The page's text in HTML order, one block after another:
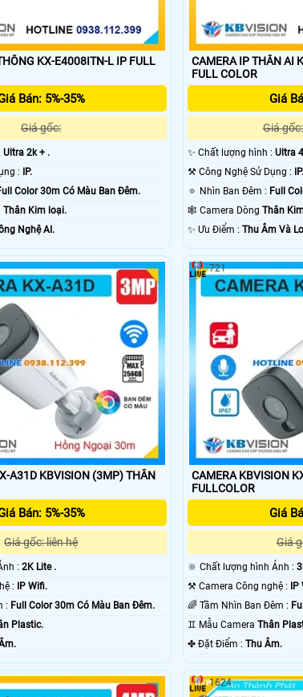
KX-E4008ITN-L IP FULL
Bán: 5%-35%
Giá gốc:
Ultra 2k + .
⚜️ Công Nghệ Sử Dụng :
IP.
Color 30m Có Màu Ban Ðêm.
Thân Kim loại.
Nghệ AI.
CAMERA IP THÂN AI KX-
FULL COLOR
Giá
Giá
✨ Chất lượng hình :Ultra
⚒ Công Nghệ Sử Dụng :
IP.
🔅 Nhìn Ban Đêm : Full
🕸️ Camera DòngThân
️✨ Ưu Điểm :Thu Âm Và
KBVISION (3MP) THÂN
Bán: 5%-35%
Giá gốc: liên hệ
: 2K Lite .
®️ Camera Công nghệ :
IP Wifi.
🌜 Tầm Xa Ban Đêm : Full Color 30m Có Màu Ban Ðêm.
Plastic.
CAMERA KBVISION
FULLCOLOR
Giá
Giá
🔆 Chất lượng hình Ảnh :
⚒ Camera Công nghệ :
🌈 Tầm Nhìn Ban Đêm :
♊ Mẫu CameraThân
️✤ Đặt Điểm :Thu Âm.
721
1624